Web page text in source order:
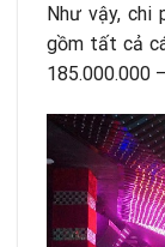
Như vậy, chi
gồm tất cả
185.000.000